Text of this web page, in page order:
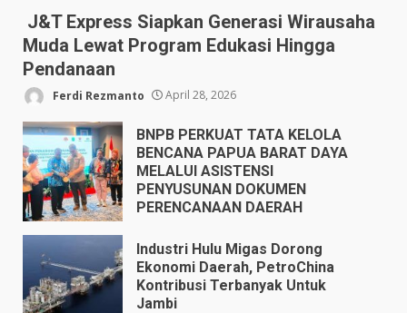
J&T Express Siapkan Generasi Wirausaha
Muda Lewat Program Edukasi Hingga
Pendanaan
Ferdi Rezmanto April 28, 2026
BNPB PERKUAT TATA KELOLA
BENCANA PAPUA BARAT DAYA
MELALUI ASISTENSI
PENYUSUNAN DOKUMEN
PERENCANAAN DAERAH
Industri Hulu Migas Dorong
Ekonomi Daerah, PetroChina
Kontribusi Terbanyak Untuk
Jambi